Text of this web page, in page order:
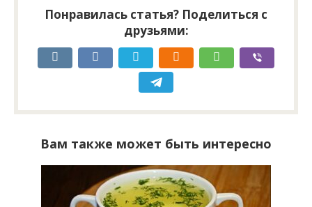
Понравилась статья? Поделиться с
друзьями:
Вам также может быть интересно